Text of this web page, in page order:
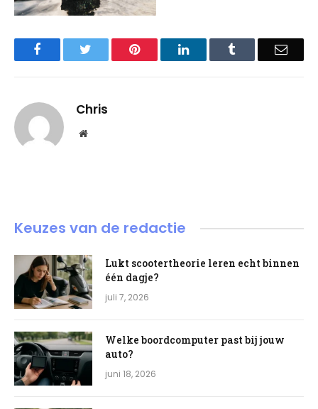
Facebook Pinterest LinkedIn Email
Chris
Website
Keuzes van de redactie
Lukt scootertheorie leren echt binnen
één dagje?
juli 7, 2026
Welke boordcomputer past bij jouw
auto?
juni 18, 2026